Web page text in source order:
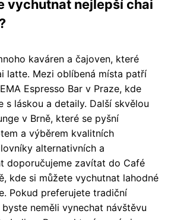
vychutnat nejlepší chai
kaváren a čajoven, které
latte. Mezi oblíbená místa patří
Espresso Bar v Praze, kde
s láskou a detaily. Další skvělou
v Brně, které se pyšní
a výběrem kvalitních
alternativních a
doporučujeme zavítat do Café
kde si můžete vychutnat lahodné
Pokud preferujete tradiční
neměli vynechat návštěvu